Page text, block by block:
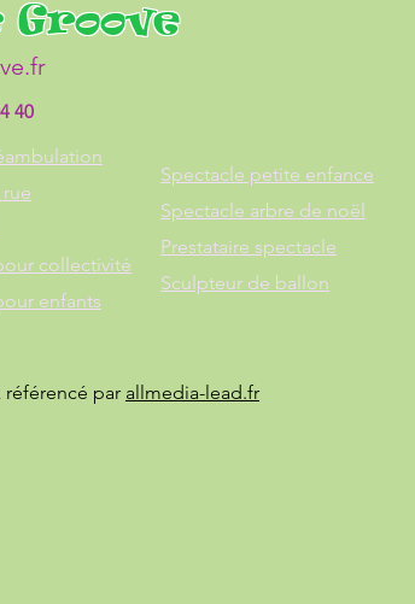
40
collectivité
enfants
Spectacle petite enfance
Spectacle arbre de noël
Prestataire spectacle
Sculpteur de ballon
référencé par allmedia-lead.fr